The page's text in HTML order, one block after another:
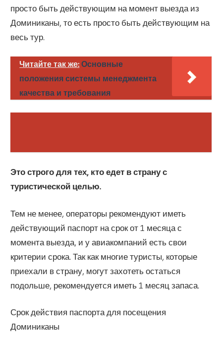
просто быть действующим на момент выезда из
Доминиканы, то есть просто быть действующим на
весь тур.
Читайте так же: Основные
положения системы менеджмента
качества и требования
Это строго для тех, кто едет в страну с
туристической целью.
Тем не менее, операторы рекомендуют иметь
действующий паспорт на срок от 1 месяца с
момента выезда, и у авиакомпаний есть свои
критерии срока. Так как многие туристы, которые
приехали в страну, могут захотеть остаться
подольше, рекомендуется иметь 1 месяц запаса.
Срок действия паспорта для посещения
Доминиканы